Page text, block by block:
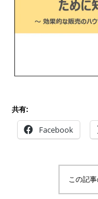
共有:
Facebook
この記